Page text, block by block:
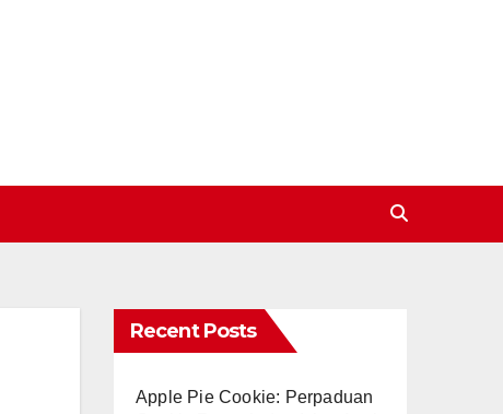
Recent Posts
Apple Pie Cookie: Perpaduan